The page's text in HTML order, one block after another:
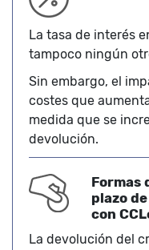
La tasa de interés
tampoco ningún
Sin embargo, el
costes que
medida que se
devolución.
Formas
plazo
con
La devolución del